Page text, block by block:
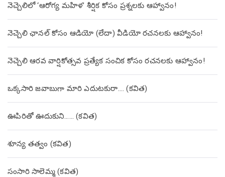
నెచ్చెలిలో ‘ఆరోగ్య మహిళ’ శీర్షిక కోసం ప్రశ్నలకు ఆహ్వానం!
నెచ్చెలి ఛానల్ కోసం ఆడియో (లేదా) వీడియో రచనలకు ఆహ్వానం!
నెచ్చెలి ఆరవ వార్షికోత్సవ ప్రత్యేక సంచిక కోసం రచనలకు ఆహ్వానం!
ఒక్కసారి జవాబుగా మారి ఎదుటకురా…. (కవిత)
ఊపిరితో ఊదుకుని…… (కవిత)
శూన్య తత్వం (కవిత)
సంసారి సాలెమ్మ (కవిత)